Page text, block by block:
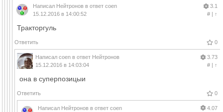
Написал Нейтронов в ответ coen
15.12.2016 в 14:00:52
3.1
#| ↑
Тракторгуль
Ответить 0
Написал coen в ответ Нейтронов
15.12.2016 в 14:03:04
3.73
#| ↑
она в суперпозицыи
Ответить 0
Написал Нейтронов в ответ coen
4.07